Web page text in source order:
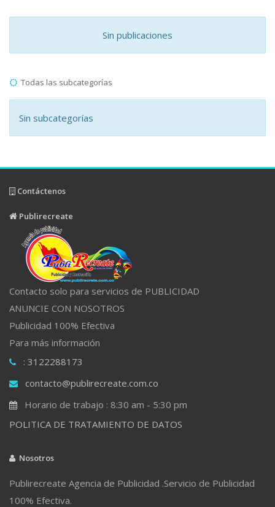
Sin publicaciones
Todas las subcategorías
Sin subcategorías
Contáctenos
Publirecreate
Contacto solo para servicios de PUBLICIDAD
ANUNCIE CON NOSOTROS
Publicidad 100% Efectiva
Para más información
: 3122288173
contacto@publirecreate.com.co
Horario de trabajo : 8:30 am - 5:30 pm
POLITICA DE TRATAMIENTO DE DATOS
Nosotros
Publirecreate Agencia de Publicidad .Servicio de Publicidad
100% Efectiva.